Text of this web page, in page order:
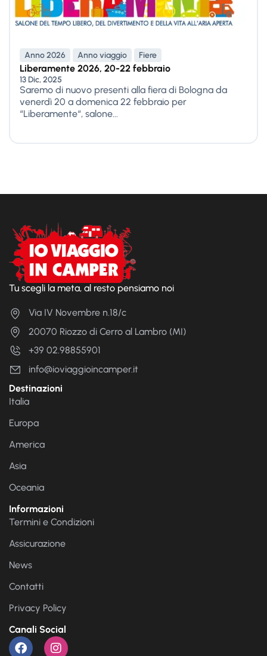
Anno 2026 Anno viaggio Fiere
Liberamente 2026, 20-22 febbraio
13 Dic, 2025
Saremo di nuovo presenti alla fiera di Bologna da
venerdì 20 a domenica 22 febbraio per
“Liberamente“, salone...
Tu scegli la meta, al resto pensiamo noi
Via IV Novembre n.18/c
20070 Riozzo di Cerro al Lambro (MI)
+39 02.98855901
info@ioviaggioincamper.it
Destinazioni
Italia
Europa
America
Asia
Oceania
Informazioni
Termini e Condizioni
Assicurazione
News
Contatti
Privacy Policy
Canali Social